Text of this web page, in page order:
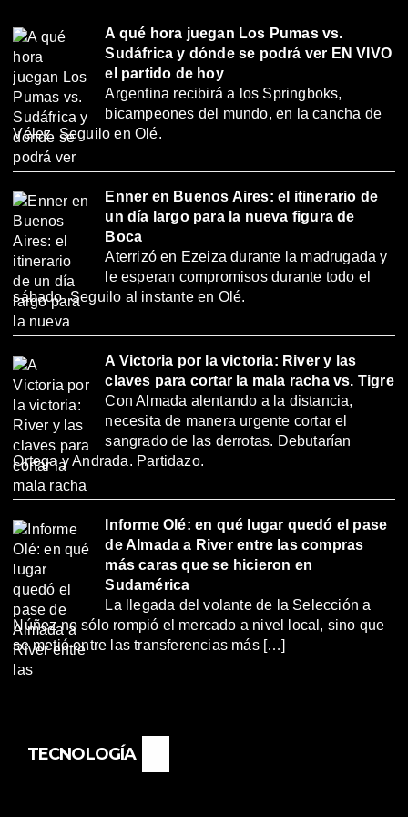
A qué hora juegan Los Pumas vs.
Sudáfrica y dónde se podrá ver EN VIVO
el partido de hoy
Argentina recibirá a los Springboks,
bicampeones del mundo, en la cancha de
Vélez. Seguilo en Olé.
Enner en Buenos Aires: el itinerario de
un día largo para la nueva figura de
Boca
Aterrizó en Ezeiza durante la madrugada y
le esperan compromisos durante todo el
sábado. Seguilo al instante en Olé.
A Victoria por la victoria: River y las
claves para cortar la mala racha vs. Tigre
Con Almada alentando a la distancia,
necesita de manera urgente cortar el
sangrado de las derrotas. Debutarían
Ortega y Andrada. Partidazo.
Informe Olé: en qué lugar quedó el pase
de Almada a River entre las compras
más caras que se hicieron en
Sudamérica
La llegada del volante de la Selección a
Núñez no sólo rompió el mercado a nivel local, sino que
se metió entre las transferencias más […]
TECNOLOGÍA